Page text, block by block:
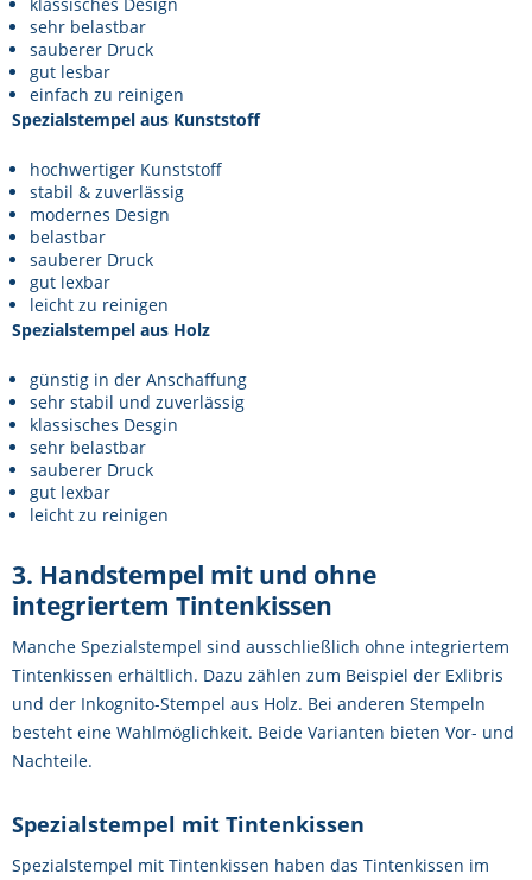
klassisches Design
sehr belastbar
sauberer Druck
gut lesbar
einfach zu reinigen
Spezialstempel aus Kunststoff
hochwertiger Kunststoff
stabil & zuverlässig
modernes Design
belastbar
sauberer Druck
gut lexbar
leicht zu reinigen
Spezialstempel aus Holz
günstig in der Anschaffung
sehr stabil und zuverlässig
klassisches Desgin
sehr belastbar
sauberer Druck
gut lexbar
leicht zu reinigen
3. Handstempel mit und ohne
integriertem Tintenkissen
Manche Spezialstempel sind ausschließlich ohne integriertem
Tintenkissen erhältlich. Dazu zählen zum Beispiel der Exlibris
und der Inkognito-Stempel aus Holz. Bei anderen Stempeln
besteht eine Wahlmöglichkeit. Beide Varianten bieten Vor- und
Nachteile.
Spezialstempel mit Tintenkissen
Spezialstempel mit Tintenkissen haben das Tintenkissen im